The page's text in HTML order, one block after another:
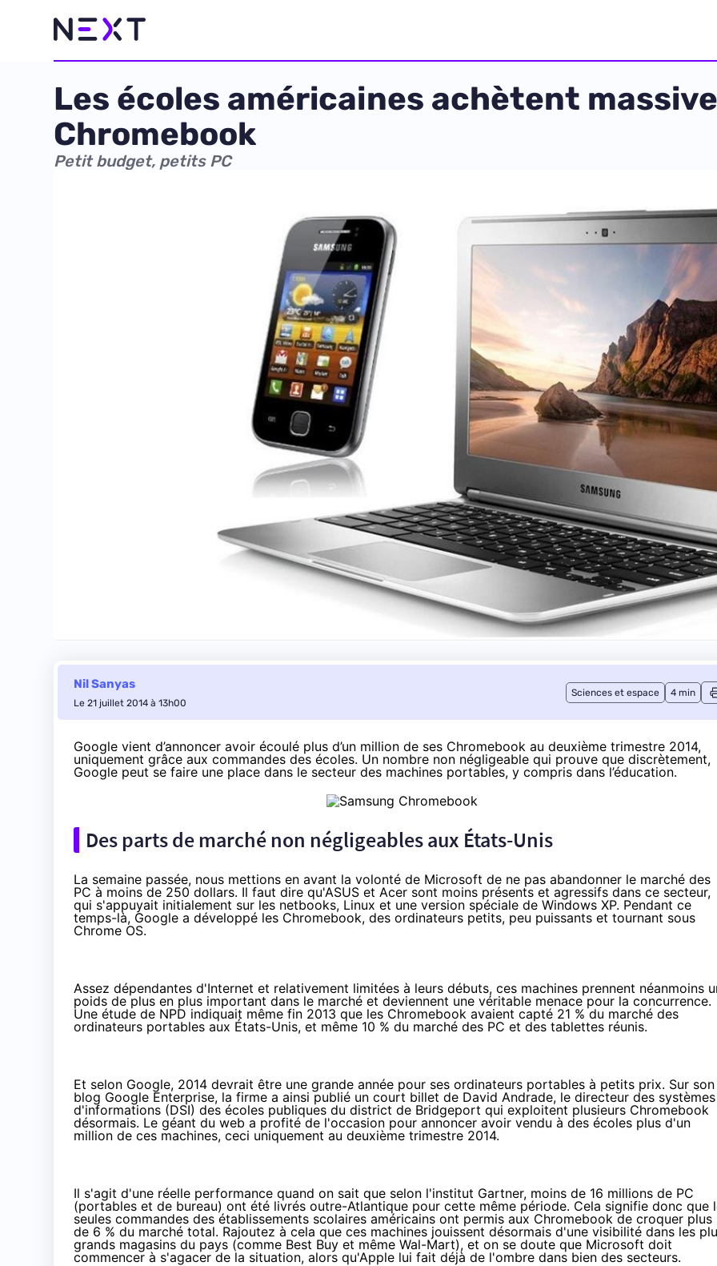
Les écoles américaines achètent
Chromebook
Petit budget, petits PC
Nil Sanyas
Le 21 juillet 2014 à 13h00
Sciences et espace 4 min
Google vient d’annoncer avoir écoulé plus d’un million de ses Chromebook au deuxième trimestre 2014,
uniquement grâce aux commandes des écoles. Un nombre non négligeable qui prouve que discrètement,
Google peut se faire une place dans le secteur des machines portables, y compris dans l’éducation.
Des parts de marché non négligeables aux États-Unis
La semaine passée, nous mettions en avant la volonté de Microsoft de ne pas abandonner le marché des
PC à moins de 250 dollars. Il faut dire qu'ASUS et Acer sont moins présents et agressifs dans ce secteur,
qui s'appuyait initialement sur les netbooks, Linux et une version spéciale de Windows XP. Pendant ce
temps-là, Google a développé les Chromebook, des ordinateurs petits, peu puissants et tournant sous
Chrome OS.
Assez dépendantes d'Internet et relativement limitées à leurs débuts, ces machines prennent néanmoins
poids de plus en plus important dans le marché et deviennent une véritable menace pour la concurrence.
Une étude de NPD indiquait même fin 2013 que les Chromebook avaient capté 21 % du marché des
ordinateurs portables aux États-Unis, et même 10 % du marché des PC et des tablettes réunis.
Et selon Google, 2014 devrait être une grande année pour ses ordinateurs portables à petits prix. Sur son
blog Google Enterprise, la firme a ainsi publié un court billet de David Andrade, le directeur des systèmes
d'informations (DSI) des écoles publiques du district de Bridgeport qui exploitent plusieurs Chromebook
désormais. Le géant du web a profité de l'occasion pour annoncer avoir vendu à des écoles plus d'un
million de ces machines, ceci uniquement au deuxième trimestre 2014.
Il s'agit d'une réelle performance quand on sait que selon l'institut Gartner, moins de 16 millions de PC
(portables et de bureau) ont été livrés outre-Atlantique pour cette même période. Cela signifie donc que
seules commandes des établissements scolaires américains ont permis aux Chromebook de croquer plus
de 6 % du marché total. Rajoutez à cela que ces machines jouissent désormais d'une visibilité dans les
grands magasins du pays (comme Best Buy et même Wal-Mart), et on se doute que Microsoft doit
commencer à s'agacer de la situation, alors qu'Apple lui fait déjà de l'ombre dans bien des secteurs.